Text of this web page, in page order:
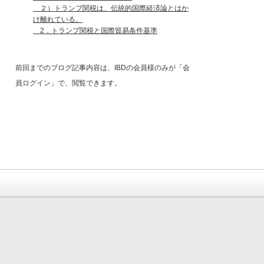
２）トランプ関税は、伝統的国際経済論とはか
け離れている。
2．トランプ関税と国際貿易条件基準
前回までのブログ記事内容は、IBDの会員様のみが「会
員ログイン」で、閲覧できます。